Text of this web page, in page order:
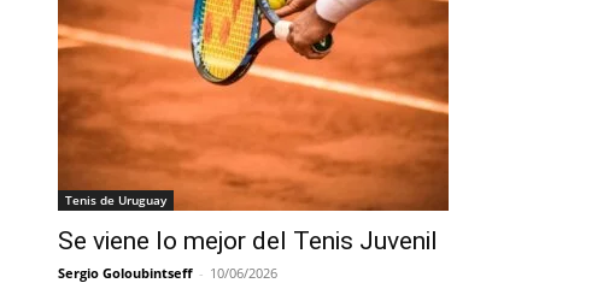
Tenis de Uruguay
Se viene lo mejor del Tenis Juvenil
Sergio Goloubintseff - 10/06/2026